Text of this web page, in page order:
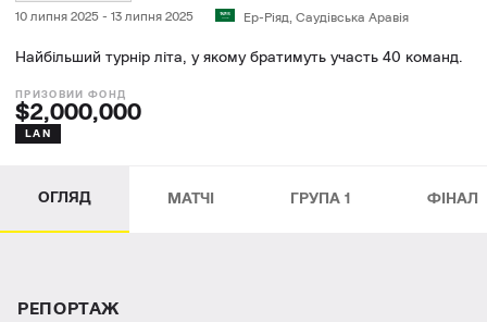
10 липня 2025 - 13 липня 2025 Ер-Ріяд, Саудівська Аравія
Найбільший турнір літа, у якому братимуть участь 40 команд.
$2,000,000
LAN
ОГЛЯД МАТЧІ ГРУПА 1 ФIНАЛ
РЕПОРТАЖ